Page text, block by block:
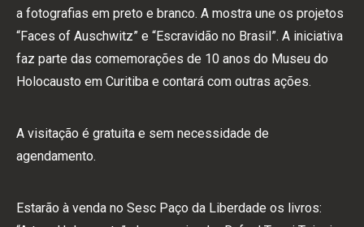
a fotografias em preto e branco. A mostra une os projetos
“Faces of Auschwitz” e “Escravidão no Brasil”. A iniciativa
faz parte das comemorações de 10 anos do Museu do
Holocausto em Curitiba e contará com outras ações.
A visitação é gratuita e sem necessidade de
agendamento.
Estarão à venda no Sesc Paço da Liberdade os livros: